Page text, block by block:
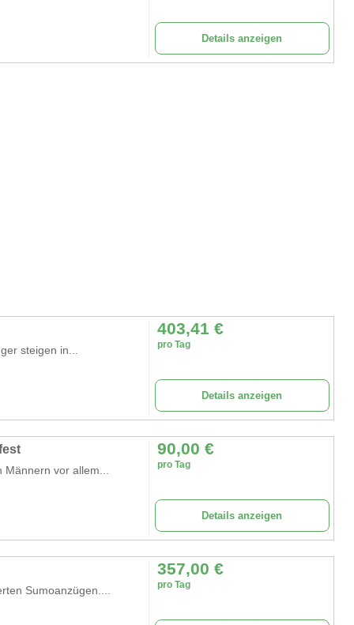
Details anzeigen
steigen in...
403,41 €
pro Tag
Details anzeigen
vor allem...
90,00 €
pro Tag
Details anzeigen
Sumoanzügen....
357,00 €
pro Tag